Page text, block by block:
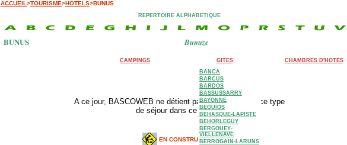
BANCA
BARCUS
BARDOS
BASSUSSARRY
BAYONNE
BEGUIOS
BEHASQUE-LAPISTE
BEHORLEGUY
BERGOUEY-
VIELLENAVE
BERROGAIN-LARUNS
ACCUEIL>TOURISME>HOTELS>BUNUS
REPERTOIRE ALPHABETIQUE
BUNUS Bunuze
CAMPINGS GITES CHAMBRES D'HOTES
A ce jour, BASCOWEB ne détient pas d'adresse pour ce type
de séjour dans ce village.
EN CONSTRUCTION